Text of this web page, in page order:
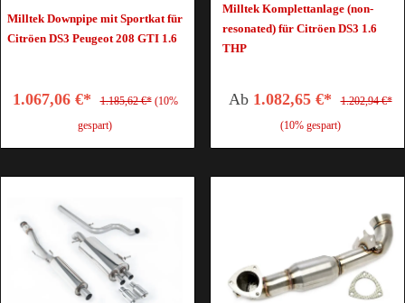
Milltek Downpipe mit Sportkat für
Citröen DS3 Peugeot 208 GTI 1.6
1.067,06 €* 1.185,62 €* (10%
gespart)
Milltek Komplettanlage (non-
resonated) für Citröen DS3 1.6
THP
Ab 1.082,65 €*
1.202,94 €*
(10% gespart)